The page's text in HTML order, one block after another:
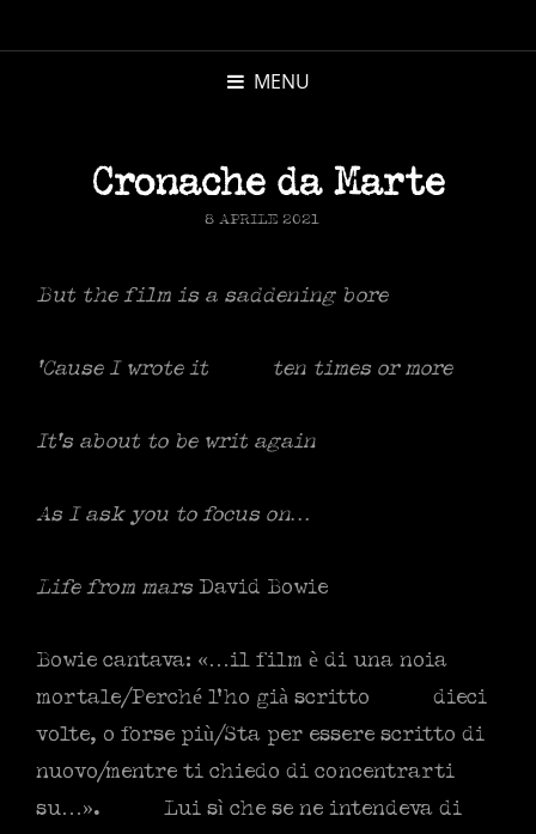
MENU
Cronache da Marte
POSTED
8 APRILE 2021
But the film is a saddening bore
‘Cause I wrote it ten times or more
It’s about to be writ again
As I ask you to focus on…
Life from mars David Bowie
Bowie cantava: «…il film è di una noia
mortale/Perché l’ho già scritto dieci
volte, o forse più/Sta per essere scritto di
nuovo/mentre ti chiedo di concentrarti
su…». Lui sì che se ne intendeva di